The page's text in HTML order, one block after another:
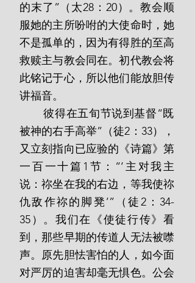
的末了”（太28：20）。教会顺
服她的主所吩咐的大使命时，她
不是孤单的，因为有得胜的至高
救赎主与教会同在。初代教会将
此铭记于心，所以他们能放胆传
讲福音。
       彼得在五旬节说到基督“既
被神的右手高举”（徒2：33），
又立刻指向已应验的《诗篇》第
一百一十篇1节：“‘主对我主
说：祢坐在我的右边，等我使祢
仇敌作祢的脚凳’”（徒2：34-
35）。我们在《使徒行传》看
到，那些早期的传道人无法被噤
声。原先胆怯害怕的人，如今面
对严厉的迫害却毫无惧色。公会